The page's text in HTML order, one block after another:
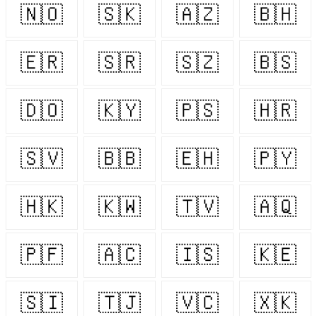
🇳🇴 🇸🇰 🇦🇿 🇧🇭
🇪🇷 🇸🇷 🇸🇿 🇧🇸
🇩🇴 🇰🇾 🇵🇸 🇭🇷
🇸🇻 🇧🇧 🇪🇭 🇵🇾
🇭🇰 🇰🇼 🇹🇻 🇦🇶
🇵🇫 🇦🇨 🇮🇸 🇰🇪
🇸🇮 🇹🇯 🇻🇨 🇽🇰